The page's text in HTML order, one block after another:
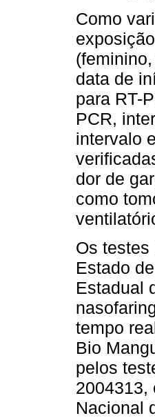
Como
data de
para RT-
PCR,
intervalo
dor de
como
Os testes
Estado
Estadual
tempo
Bio
pelos
2004313,
Nacional